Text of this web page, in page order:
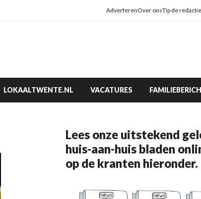
AdverterenOver onsTip de redactie
LOKAALTWENTE.NL VACATURES
Lees onze uitstekend
huis-aan-huis bladen
op de kranten hieronder.